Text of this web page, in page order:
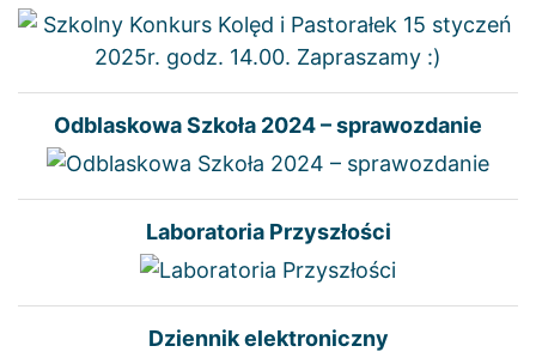
Odblaskowa Szkoła 2024 – sprawozdanie
Laboratoria Przyszłości
Dziennik elektroniczny